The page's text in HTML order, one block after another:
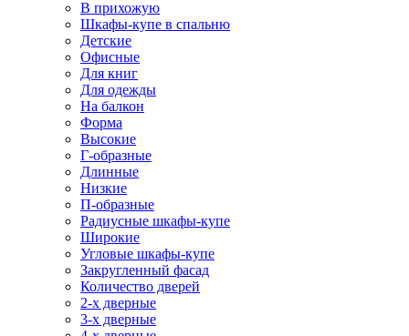
В прихожую
Шкафы-купе в спальню
Детские
Офисные
Для книг
Для одежды
На балкон
Форма
Высокие
Г-образные
Длинные
Низкие
П-образные
Радиусные шкафы-купе
Широкие
Угловые шкафы-купе
Закругленный фасад
Количество дверей
2-х дверные
3-х дверные